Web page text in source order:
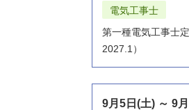
電気工事士
第一種電気工事士
2027.1）
9月5日(土) ～ 9